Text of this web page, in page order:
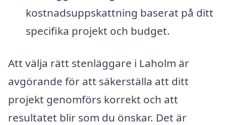
kostnadsuppskattning baserat på ditt
specifika projekt och budget.
Att välja rätt stenläggare i Laholm är
avgörande för att säkerställa att ditt
projekt genomförs korrekt och att
resultatet blir som du önskar. Det är